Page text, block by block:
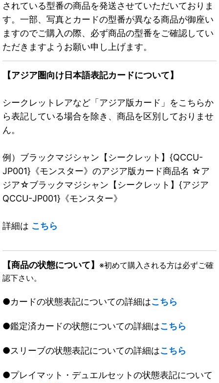
されている型番の商品を発送させていただいておりま
す。一部、写真とカードの型番が異なる商品が御座い
ますのでご購入の際、必ず商品の型番をご確認してい
ただきますようお願い申し上げます。
【アジア圏向け日本語表記カードについて】
シークレットレアなど「アジア版カード」をこちらか
ら表記している場合を除き、商品を区別しておりませ
ん。
例）ブラックマジシャン【シークレット】{QCCU-
JP001}《モンスター》のアジア版カード商品名 ☆ア
ジア☆ブラックマジシャン【シークレット】{アジア
QCCU-JP001}《モンスター》
詳細は こちら
【商品の状態について】 ※初めて購入される方は必ずご確
認下さい。
●カードの状態表記についての詳細はこちら
●鑑定済カードの状態についての詳細はこちら
●スリーブの状態表記についての詳細はこちら
●プレイマット・デュエルセットの状態表記について